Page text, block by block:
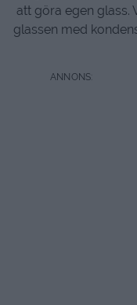
att göra egen glass.
glassen med